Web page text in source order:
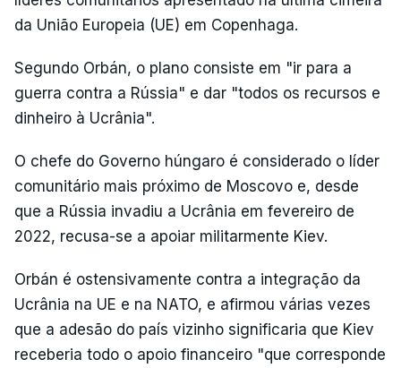
da União Europeia (UE) em Copenhaga.
Segundo Orbán, o plano consiste em "ir para a
guerra contra a Rússia" e dar "todos os recursos e
dinheiro à Ucrânia".
O chefe do Governo húngaro é considerado o líder
comunitário mais próximo de Moscovo e, desde
que a Rússia invadiu a Ucrânia em fevereiro de
2022, recusa-se a apoiar militarmente Kiev.
Orbán é ostensivamente contra a integração da
Ucrânia na UE e na NATO, e afirmou várias vezes
que a adesão do país vizinho significaria que Kiev
receberia todo o apoio financeiro "que corresponde